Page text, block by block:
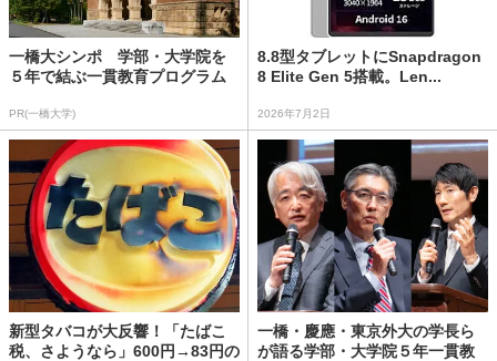
一橋大シンポ 学部・大学院を
５年で結ぶ一貫教育プログラム
PR(一橋大学)
8.8型タブレットにSnapdragon
8 Elite Gen 5搭載。Len...
2026年7月2日
新型タバコが大反響！「たばこ
税、さようなら」600円→83円の
一橋・慶應・東京外大の学長ら
が語る学部・大学院５年一貫教